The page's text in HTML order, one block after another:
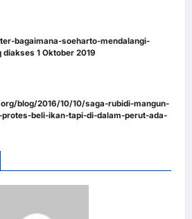
bagaimana-soeharto-mendalangi-
diakses 1 Oktober 2019
blog/2016/10/10/saga-rubidi-mangun-
beli-ikan-tapi-di-dalam-perut-ada-